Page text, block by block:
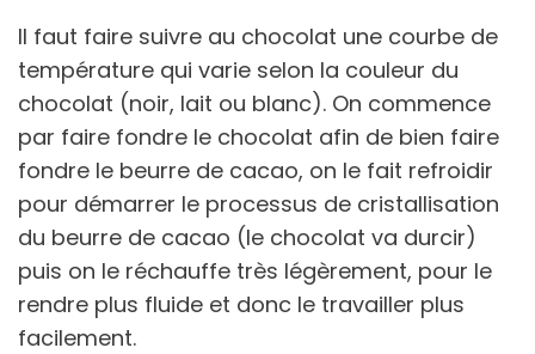
Il faut faire suivre au chocolat une courbe de
température qui varie selon la couleur du
chocolat (noir, lait ou blanc). On commence
par faire fondre le chocolat afin de bien faire
fondre le beurre de cacao, on le fait refroidir
pour démarrer le processus de cristallisation
du beurre de cacao (le chocolat va durcir)
puis on le réchauffe très légèrement, pour le
rendre plus fluide et donc le travailler plus
facilement.